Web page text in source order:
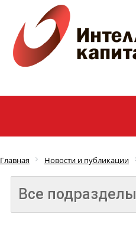
Главная Новости и публикации
Все подразделы